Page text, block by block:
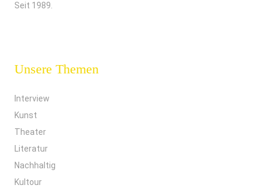
Seit 1989.
Unsere Themen
Interview
Kunst
Theater
Literatur
Nachhaltig
Kultour